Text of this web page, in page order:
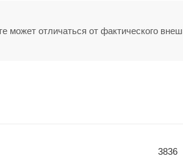
может отличаться от фактического
3836